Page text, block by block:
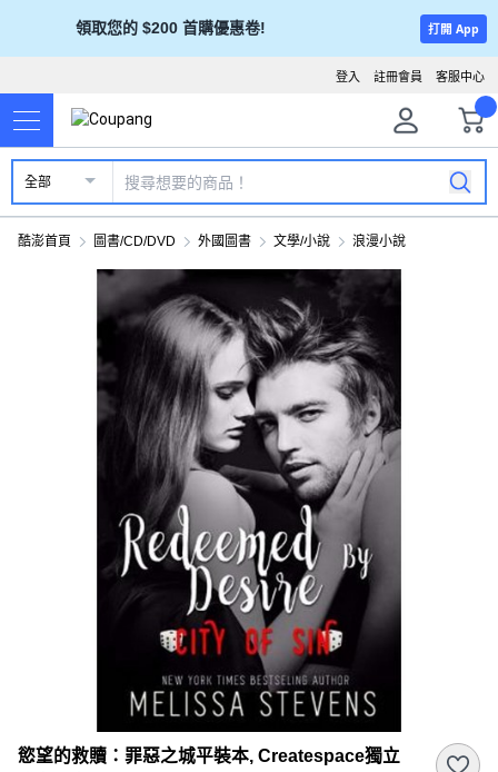
領取您的 $200 首購優惠卷! 打開 App
客服中心
註冊會員
登入
全部
酷澎首頁 圖書/CD/DVD 外國圖書 文學/小說 浪漫小說
慾望的救贖：罪惡之城平裝本, Createspace獨立